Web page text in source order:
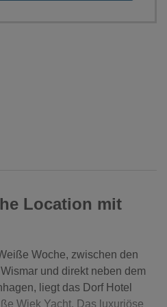
Location mit
Woche, zwischen den
und direkt neben dem
liegt das Dorf Hotel
Wiek Yacht. Das luxuriöse